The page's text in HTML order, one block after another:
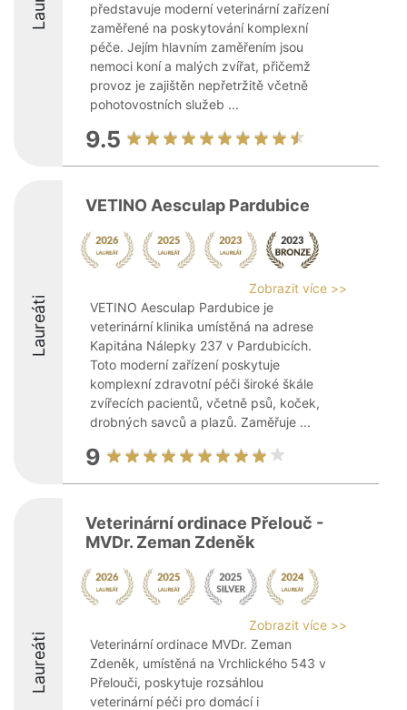
představuje moderní veterinární zařízení
zaměřené na poskytování komplexní
péče. Jejím hlavním zaměřením jsou
nemoci koní a malých zvířat, přičemž
provoz je zajištěn nepřetržitě včetně
pohotovostních služeb ...
9.5
Laureáti
VETINO Aesculap Pardubice
Zobrazit více >>
VETINO Aesculap Pardubice je
veterinární klinika umístěná na adrese
Kapitána Nálepky 237 v Pardubicích.
Toto moderní zařízení poskytuje
komplexní zdravotní péči široké škále
zvířecích pacientů, včetně psů, koček,
drobných savců a plazů. Zaměřuje ...
9
Laureáti
Veterinární ordinace Přelouč -
MVDr. Zeman Zdeněk
Zobrazit více >>
Veterinární ordinace MVDr. Zeman
Zdeněk, umístěná na Vrchlického 543 v
Přelouči, poskytuje rozsáhlou
veterinární péči pro domácí i